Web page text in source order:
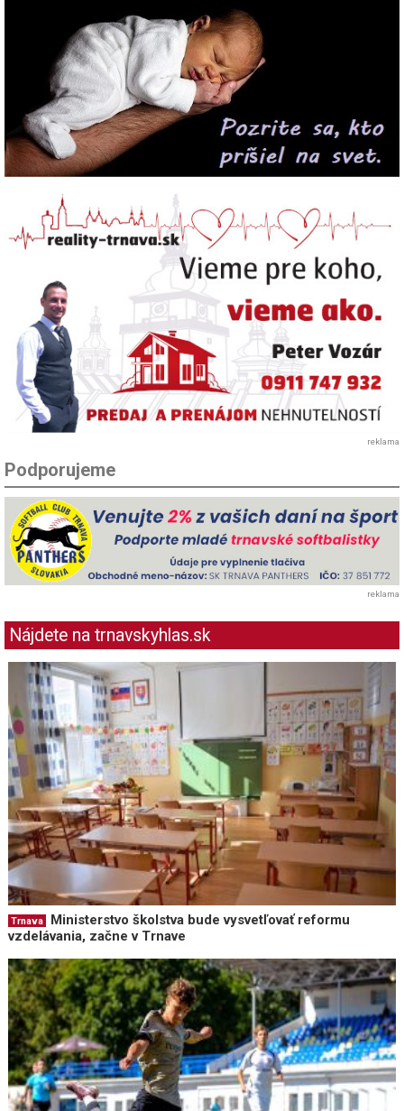
reklama
Podporujeme
reklama
Nájdete na trnavskyhlas.sk
Trnava
Ministerstvo školstva bude vysvetľovať reformu
vzdelávania, začne v Trnave